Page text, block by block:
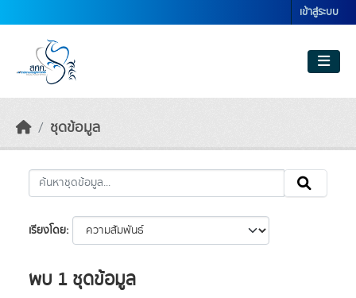
เข้าสู่ระบบ
ชุดข้อมูล
เรียงโดย
พบ 1 ชุดข้อมูล